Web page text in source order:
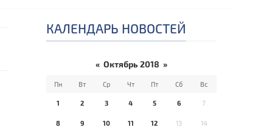
КАЛЕНДАРЬ НОВОСТЕЙ
« Октябрь 2018 »
Пн Вт Ср Чт Пт Сб Вс
1 2 3 4 5 6 7
8 9 10 11 12 13 14